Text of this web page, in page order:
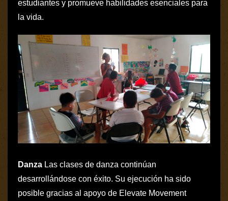
estudiantes y promueve habilidades esenciales para
la vida.
Danza Las clases de danza continúan
desarrollándose con éxito. Su ejecución ha sido
posible gracias al apoyo de Elevate Movement